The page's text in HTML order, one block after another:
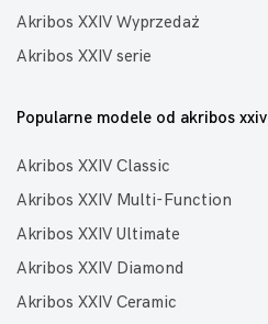
Akribos XXIV Wyprzedaż
Akribos XXIV serie
Popularne modele od akribos xxiv
Akribos XXIV Classic
Akribos XXIV Multi-Function
Akribos XXIV Ultimate
Akribos XXIV Diamond
Akribos XXIV Ceramic